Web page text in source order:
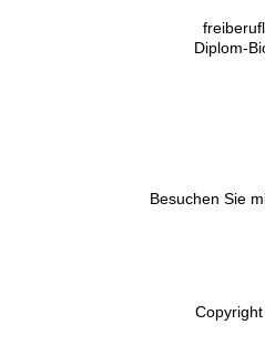
Diplom-
Besuchen Sie